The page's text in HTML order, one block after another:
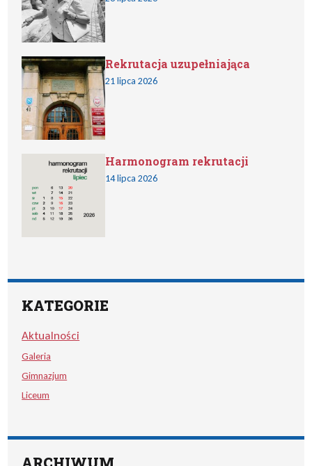
Rekrutacja uzupełniająca
21 lipca 2026
Harmonogram rekrutacji
14 lipca 2026
KATEGORIE
Aktualności
Galeria
Gimnazjum
Liceum